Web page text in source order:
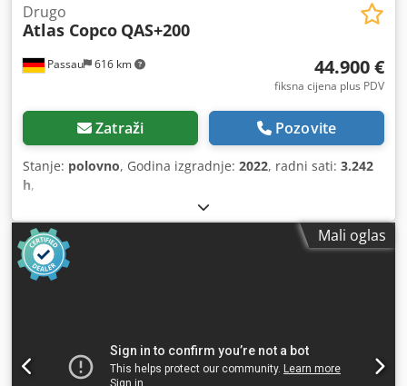
Passau 616 km
Drugo
Atlas Copco QAS+200
44.900 €
fiksna cijena plus PDV
Zatraži Pozovite
Stanje: polovno, Godina izgradnje: 2022, radni sati: 3.242
h,
Mali oglas